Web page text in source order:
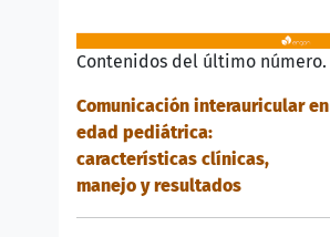
Contenidos del último número.
Comunicación interauricular en
edad pediátrica:
características clínicas,
manejo y resultados